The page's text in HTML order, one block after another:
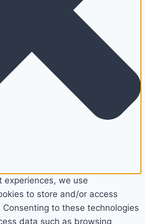
experiences, we use
to store and/or access
to these technologies
data such as browsing